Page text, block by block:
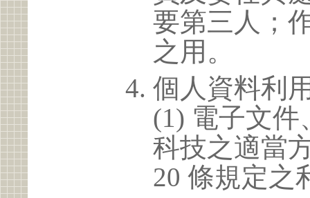
要第三人；
之用。
個人資料利
(1) 電子文
科技之適當
20 條規定之